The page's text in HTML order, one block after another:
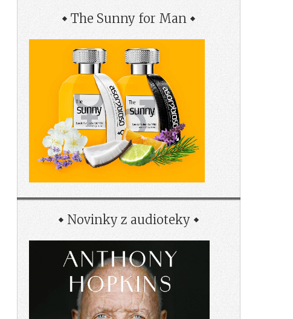
The Sunny for Man
Novinky z audioteky